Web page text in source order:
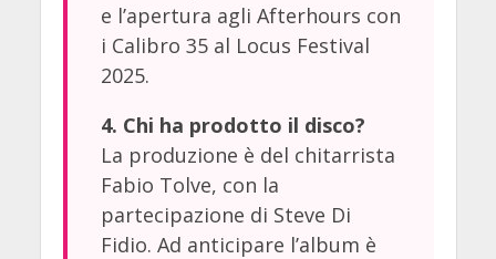
e l’apertura agli Afterhours con
i Calibro 35 al Locus Festival
2025.
4. Chi ha prodotto il disco?
La produzione è del chitarrista
Fabio Tolve, con la
partecipazione di Steve Di
Fidio. Ad anticipare l’album è